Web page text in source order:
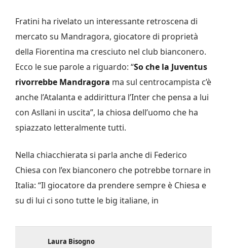
Fratini ha rivelato un interessante retroscena di
mercato su Mandragora, giocatore di proprietà
della Fiorentina ma cresciuto nel club bianconero.
Ecco le sue parole a riguardo: “So che la Juventus
rivorrebbe Mandragora ma sul centrocampista c’è
anche l’Atalanta e addirittura l’Inter che pensa a lui
con Asllani in uscita”, la chiosa dell’uomo che ha
spiazzato letteralmente tutti.
Nella chiacchierata si parla anche di Federico
Chiesa con l’ex bianconero che potrebbe tornare in
Italia: “Il giocatore da prendere sempre è Chiesa e
su di lui ci sono tutte le big italiane, in
Laura Bisogno